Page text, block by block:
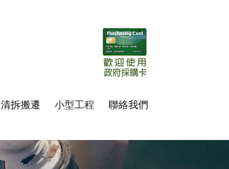
清拆搬遷 小型工程 聯絡我們